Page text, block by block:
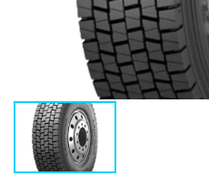
О КОМПАНИИ
КОНТАКТЫ
Избранное
Сравнение